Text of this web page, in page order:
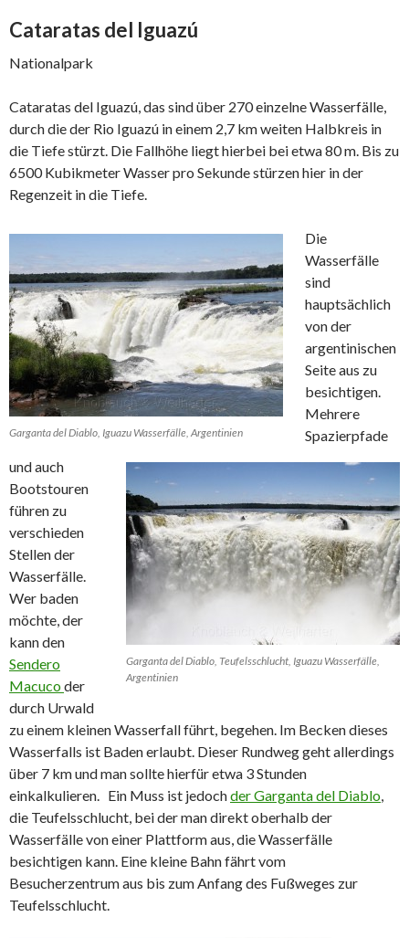
Cataratas del Iguazú
Nationalpark
Cataratas del Iguazú, das sind über 270 einzelne Wasserfälle,
durch die der Rio Iguazú in einem 2,7 km weiten Halbkreis in
die Tiefe stürzt. Die Fallhöhe liegt hierbei bei etwa 80 m. Bis zu
6500 Kubikmeter Wasser pro Sekunde stürzen hier in der
Regenzeit in die Tiefe.
Garganta del Diablo, Iguazu Wasserfälle, Argentinien
Garganta del Diablo, Teufelsschlucht, Iguazu Wasserfälle,
Argentinien
Die
Wasserfälle
sind
hauptsächlich
von der
argentinischen
Seite aus zu
besichtigen.
Mehrere
Spazierpfade
und auch
Bootstouren
führen zu
verschieden
Stellen der
Wasserfälle.
Wer baden
möchte, der
kann den
Sendero
Macucoder
durch Urwald
zu einem kleinen Wasserfall führt, begehen. Im Becken dieses
Wasserfalls ist Baden erlaubt. Dieser Rundweg geht allerdings
über 7 km und man sollte hierfür etwa 3 Stunden
einkalkulieren. Ein Muss ist jedochder Garganta del Diablo,
die Teufelsschlucht, bei der man direkt oberhalb der
Wasserfälle von einer Plattform aus, die Wasserfälle
besichtigen kann. Eine kleine Bahn fährt vom
Besucherzentrum aus bis zum Anfang des Fußweges zur
Teufelsschlucht.